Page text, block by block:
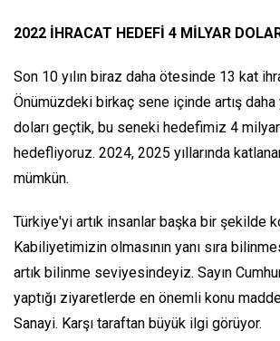
2022 İHRACAT HEDEFİ 4 MİLYAR
Son 10 yılın biraz daha ötesinde 13 kat
Önümüzdeki birkaç sene içinde artış
doları geçtik, bu seneki hedefimiz 4
hedefliyoruz. 2024, 2025 yıllarında
mümkün.
Türkiye'yi artık insanlar başka bir şekilde
Kabiliyetimizin olmasının yanı sıra
artık bilinme seviyesindeyiz. Sayın
yaptığı ziyaretlerde en önemli konu
Sanayi. Karşı taraftan büyük ilgi görüyor.